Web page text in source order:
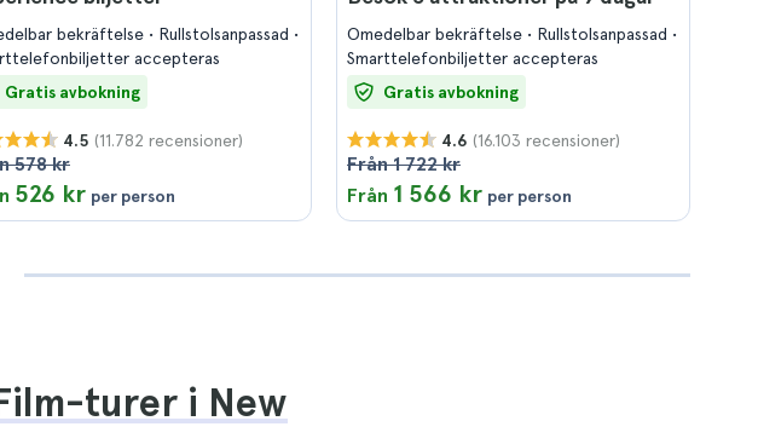
bekräftelse
Rullstolsanpassad
accepteras
Gratis avbokning
4.5 (11.782 recensioner)
578 kr
526 kr per person
Omedelbar bekräftelse
Rullstolsanpassad
Smarttelefonbiljetter accepteras
Gratis avbokning
4.6 (16.103 recensioner)
Från 1 722 kr
Från 1 566 kr per person
turer i New